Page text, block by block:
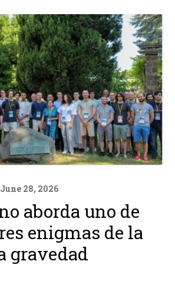
June 28, 2026
aborda uno de
enigmas de la
gravedad